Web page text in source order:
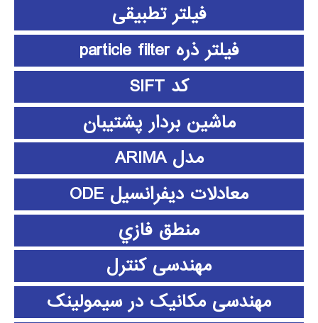
فیلتر تطبیقی
فیلتر ذره particle filter
کد SIFT
ماشین بردار پشتیبان
مدل ARIMA
معادلات دیفرانسیل ODE
منطق فازي
مهندسی کنترل
مهندسی مکانیک در سیمولینک